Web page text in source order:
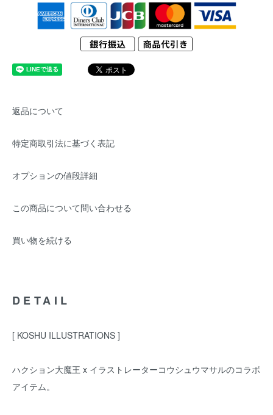
返品について
特定商取引法に基づく表記
オプションの値段詳細
この商品について問い合わせる
買い物を続ける
DETAIL
[ KOSHU ILLUSTRATIONS ]
ハクション大魔王 x イラストレーターコウシュウマサルのコラボ
アイテム。